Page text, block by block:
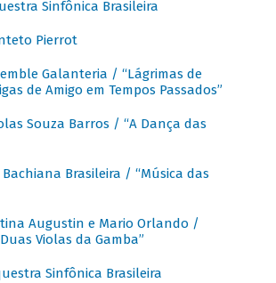
Sinfônica Brasileira
Pierrot
Galanteria / “Lágrimas de
de Amigo em Tempos Passados”
Souza Barros / “A Dança das
Bachiana Brasileira / “Música das
Augustin e Mario Orlando /
Violas da Gamba”
Sinfônica Brasileira